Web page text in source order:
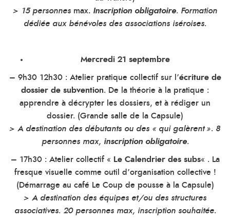
> 15 personnes max.Inscription obligatoire. Formation
dédiée aux bénévoles des associations iséroises.
Mercredi 21 septembre
– 9h30 12h30 : Atelier pratique collectif sur l’écriture de
dossier de subvention. De la théorie à la pratique :
apprendre à décrypter les dossiers, et à rédiger un
dossier. (Grande salle de la Capsule)
> A destination des débutants ou des « qui galèrent ». 8
personnes max, inscription obligatoire.
– 17h30 : Atelier collectif « Le Calendrier des subs« . La
fresque visuelle comme outil d’organisation collective !
(Démarrage au café Le Coup de pousse à la Capsule)
> A destination des équipes et/ou des structures
associatives. 20 personnes max, inscription souhaitée.